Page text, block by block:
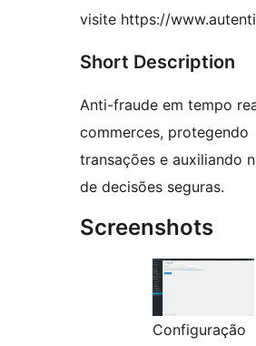
visite https://
Short Description
Anti-fraude em tempo
commerces, protegendo
transações e auxiliando
de decisões seguras.
Screenshots
Configuração